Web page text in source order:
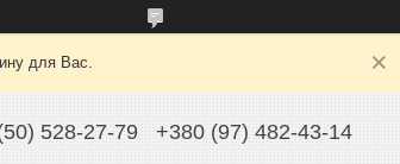
для Вас.
528-27-79 +380 (97) 482-43-14